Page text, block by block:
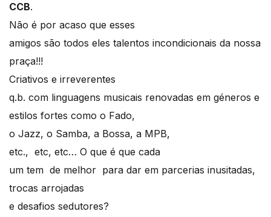
CCB.
Não é por acaso que esses
amigos são todos eles talentos incondicionais da nossa
praça!!!
Criativos e irreverentes
q.b. com linguagens musicais renovadas em géneros e
estilos fortes como o Fado,
o Jazz, o Samba, a Bossa, a MPB,
etc., etc, etc… O que é que cada
um tem de melhor para dar em parcerias inusitadas,
trocas arrojadas
e desafios sedutores?